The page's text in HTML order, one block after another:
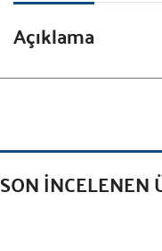
Açıklama
SON İNCELENEN